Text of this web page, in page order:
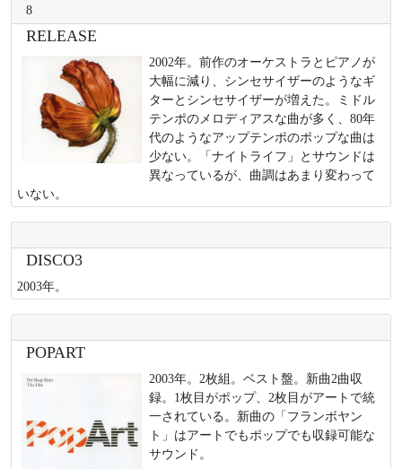
8
RELEASE
2002年。前作のオーケストラとピアノが
大幅に減り、シンセサイザーのようなギ
ターとシンセサイザーが増えた。ミドル
テンポのメロディアスな曲が多く、80年
代のようなアップテンポのポップな曲は
少ない。「ナイトライフ」とサウンドは
異なっているが、曲調はあまり変わって
いない。
DISCO3
2003年。
POPART
2003年。2枚組。ベスト盤。新曲2曲収
録。1枚目がポップ、2枚目がアートで統
一されている。新曲の「フランボヤン
ト」はアートでもポップでも収録可能な
サウンド。